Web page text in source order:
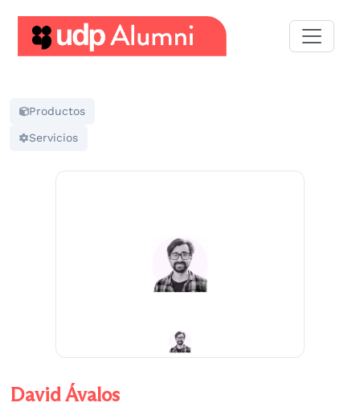
Productos
Servicios
David Ávalos